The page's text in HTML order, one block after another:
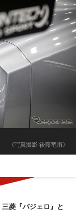
《写真撮影 後藤竜甫》
菱『パジェロ』と